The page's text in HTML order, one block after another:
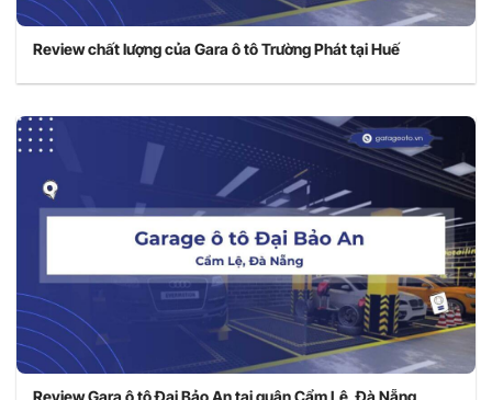
Review chất lượng của Gara ô tô Trường Phát tại Huế